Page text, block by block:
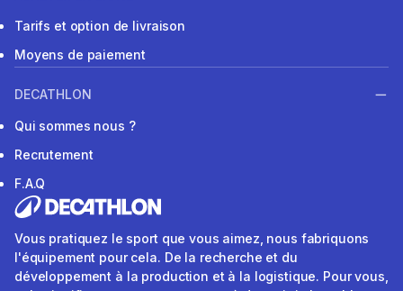
Tarifs et option de livraison
Moyens de paiement
DECATHLON
Qui sommes nous ?
Recrutement
F.A.Q
Vous pratiquez le sport que vous aimez, nous fabriquons
l'équipement pour cela. De la recherche et du
développement à la production et à la logistique. Pour vous,